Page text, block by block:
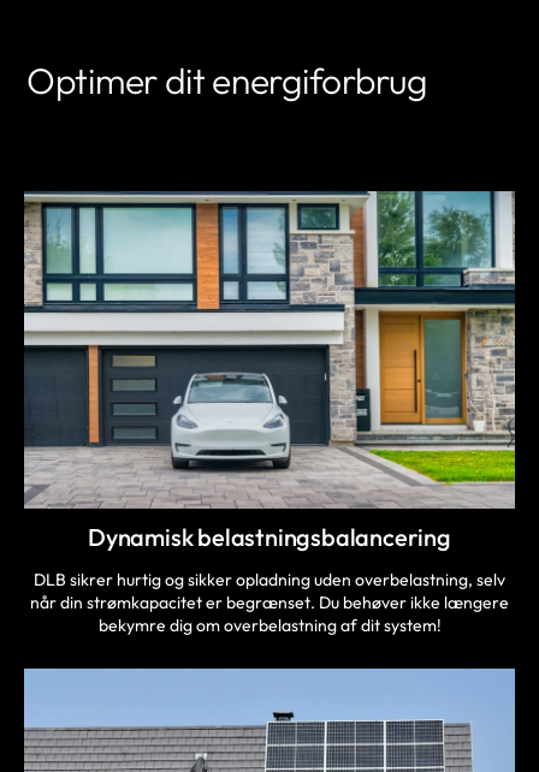
Optimer dit energiforbrug
Dynamisk belastningsbalancering
DLB sikrer hurtig og sikker opladning uden overbelastning, selv
når din strømkapacitet er begrænset. Du behøver ikke længere
bekymre dig om overbelastning af dit system!